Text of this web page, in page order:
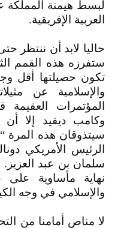
لبسط هيمنة
العربية الإفريقية.
حاليا لابد أن ننتظر
ستفرزه هذه القمم
تكون حصيلتها أقل
والإسلامية عن
المؤتمرات
وكامب ديفيد إلا أن
سيتذوقان هذه المرة
الرئيس الأمريكي
سلمان بن عبد
نهاية مأساوية
والإسلامي في وجه
لا مناص أمامنا من